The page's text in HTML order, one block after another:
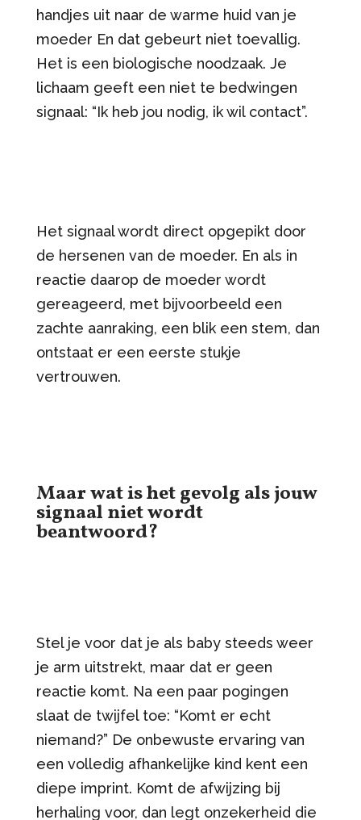
handjes uit naar de warme huid van je
moeder En dat gebeurt niet toevallig.
Het is een biologische noodzaak. Je
lichaam geeft een niet te bedwingen
signaal: “Ik heb jou nodig, ik wil contact”.
Het signaal wordt direct opgepikt door
de hersenen van de moeder. En als in
reactie daarop de moeder wordt
gereageerd, met bijvoorbeeld een
zachte aanraking, een blik een stem, dan
ontstaat er een eerste stukje
vertrouwen.
Maar wat is het gevolg als jouw
signaal niet wordt
beantwoord?
Stel je voor dat je als baby steeds weer
je arm uitstrekt, maar dat er geen
reactie komt. Na een paar pogingen
slaat de twijfel toe: “Komt er echt
niemand?” De onbewuste ervaring van
een volledig afhankelijke kind kent een
diepe imprint. Komt de afwijzing bij
herhaling voor, dan legt onzekerheid die